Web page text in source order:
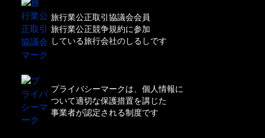
旅行業公正取引協議会会員
旅行業公正競争規約に参加
している旅行会社のしるしです
プライバシーマークは、個人情報に
ついて適切な保護措置を講じた
事業者が認定される制度です